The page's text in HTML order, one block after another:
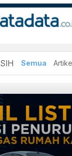
Semua